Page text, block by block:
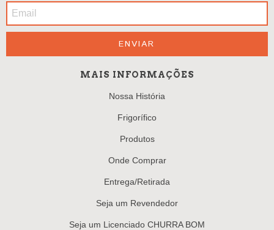
MAIS INFORMAÇÕES
Nossa História
Frigorífico
Produtos
Onde Comprar
Entrega/Retirada
Seja um Revendedor
Seja um Licenciado CHURRA BOM